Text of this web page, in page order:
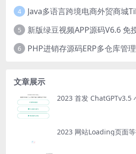
4
5 新版绿豆视频APP源码V6.6 免
6
文章展示
2023 首发 ChatGPTv3.5
2023 网站Loading页面